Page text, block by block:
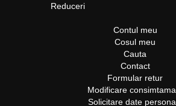
Reduceri
Contul meu
Cosul meu
Cauta
Contact
Formular retur
Modificare
Solicitare date